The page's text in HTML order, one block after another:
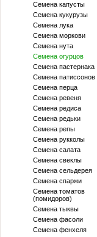
Семена капусты
Семена кукурузы
Семена лука
Семена моркови
Семена нута
Семена огурцов
Семена пастернака
Семена патиссонов
Семена перца
Семена ревеня
Семена редиса
Семена редьки
Семена репы
Семена рукколы
Семена салата
Семена свеклы
Семена сельдерея
Семена спаржи
Семена томатов
(помидоров)
Семена тыквы
Семена фасоли
Семена фенхеля